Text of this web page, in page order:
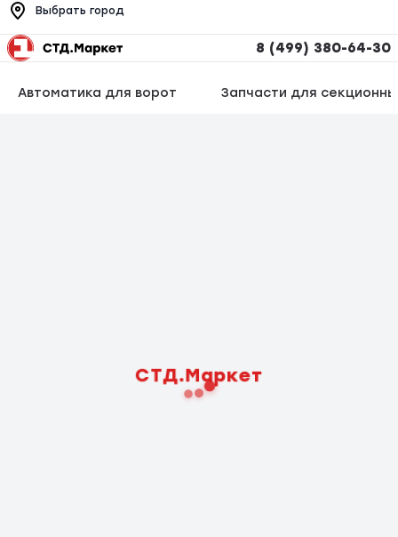
Выбрать город
8 (499) 380-64-30
Автоматика для ворот Запчасти для
СТД.Маркет